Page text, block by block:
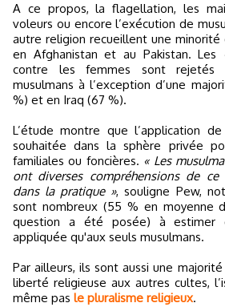
A ce propos, la flagellation, les
voleurs ou encore l’exécution de
autre religion recueillent une minorité
en Afghanistan et au Pakistan. Les
contre les femmes sont rejetés
musulmans à l’exception d’une
%) et en Iraq (67 %).
L’étude montre que l’application
souhaitée dans la sphère privée
familiales ou foncières. « Les
ont diverses compréhensions de
dans la pratique », souligne Pew,
sont nombreux (55 % en moyenne
question a été posée) à
appliquée qu'aux seuls musulmans.
Par ailleurs, ils sont aussi une
liberté religieuse aux autres cultes,
même pas le pluralisme religieux.